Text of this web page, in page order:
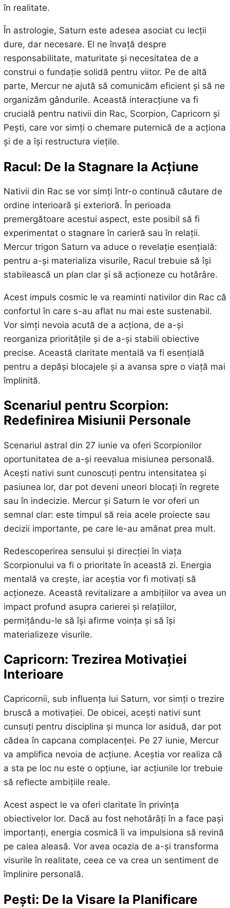
în realitate.
În astrologie, Saturn este adesea asociat cu lecții
dure, dar necesare. El ne învață despre
responsabilitate, maturitate și necesitatea de a
construi o fundație solidă pentru viitor. Pe de altă
parte, Mercur ne ajută să comunicăm eficient și să ne
organizăm gândurile. Această interacțiune va fi
crucială pentru nativii din Rac, Scorpion, Capricorn și
Pești, care vor simți o chemare puternică de a acționa
și de a își restructura viețile.
Racul: De la Stagnare la Acțiune
Nativii din Rac se vor simți într-o continuă căutare de
ordine interioară și exterioră. În perioada
premergătoare acestui aspect, este posibil să fi
experimentat o stagnare în carieră sau în relații.
Mercur trigon Saturn va aduce o revelație esențială:
pentru a-și materializa visurile, Racul trebuie să își
stabilească un plan clar și să acționeze cu hotărâre.
Acest impuls cosmic le va reaminti nativilor din Rac că
confortul în care s-au aflat nu mai este sustenabil.
Vor simți nevoia acută de a acționa, de a-și
reorganiza prioritățile și de a-și stabili obiective
precise. Această claritate mentală va fi esențială
pentru a depăși blocajele și a avansa spre o viață mai
împlinită.
Scenariul pentru Scorpion:
Redefinirea Misiunii Personale
Scenariul astral din 27 iunie va oferi Scorpionilor
oportunitatea de a-și reevalua misiunea personală.
Acești nativi sunt cunoscuți pentru intensitatea și
pasiunea lor, dar pot deveni uneori blocați în regrete
sau în indecizie. Mercur și Saturn le vor oferi un
semnal clar: este timpul să reia acele proiecte sau
decizii importante, pe care le-au amânat prea mult.
Redescoperirea sensului și direcției în viața
Scorpionului va fi o prioritate în această zi. Energia
mentală va crește, iar aceștia vor fi motivați să
acționeze. Această revitalizare a ambițiilor va avea un
impact profund asupra carierei și relațiilor,
permițându-le să își afirme voința și să își
materializeze visurile.
Capricorn: Trezirea Motivației
Interioare
Capricornii, sub influența lui Saturn, vor simți o trezire
bruscă a motivației. De obicei, acești nativi sunt
cunsuți pentru disciplina și munca lor asiduă, dar pot
cădea în capcana complacenței. Pe 27 iunie, Mercur
va amplifica nevoia de acțiune. Aceștia vor realiza că
a sta pe loc nu este o opțiune, iar acțiunile lor trebuie
să reflecte ambițiile reale.
Acest aspect le va oferi claritate în privința
obiectivelor lor. Dacă au fost nehotărâți în a face pași
importanți, energia cosmică îi va impulsiona să revină
pe calea aleasă. Vor avea ocazia de a-și transforma
visurile în realitate, ceea ce va crea un sentiment de
împlinire personală.
Pești: De la Visare la Planificare